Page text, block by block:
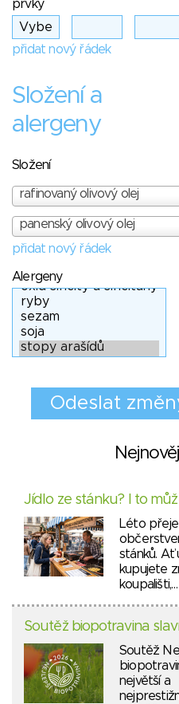
prvky
přidat nový řádek
Složení a
alergeny
Složení
rafinovaný olivový olej
panenský olivový olej
přidat nový řádek
Alergeny
Jídlo ze stánku? I to
Léto přeje
stánků. Ať
kupujete
koupališti,…
Soutěž biopotravina
Soutěž
největší a